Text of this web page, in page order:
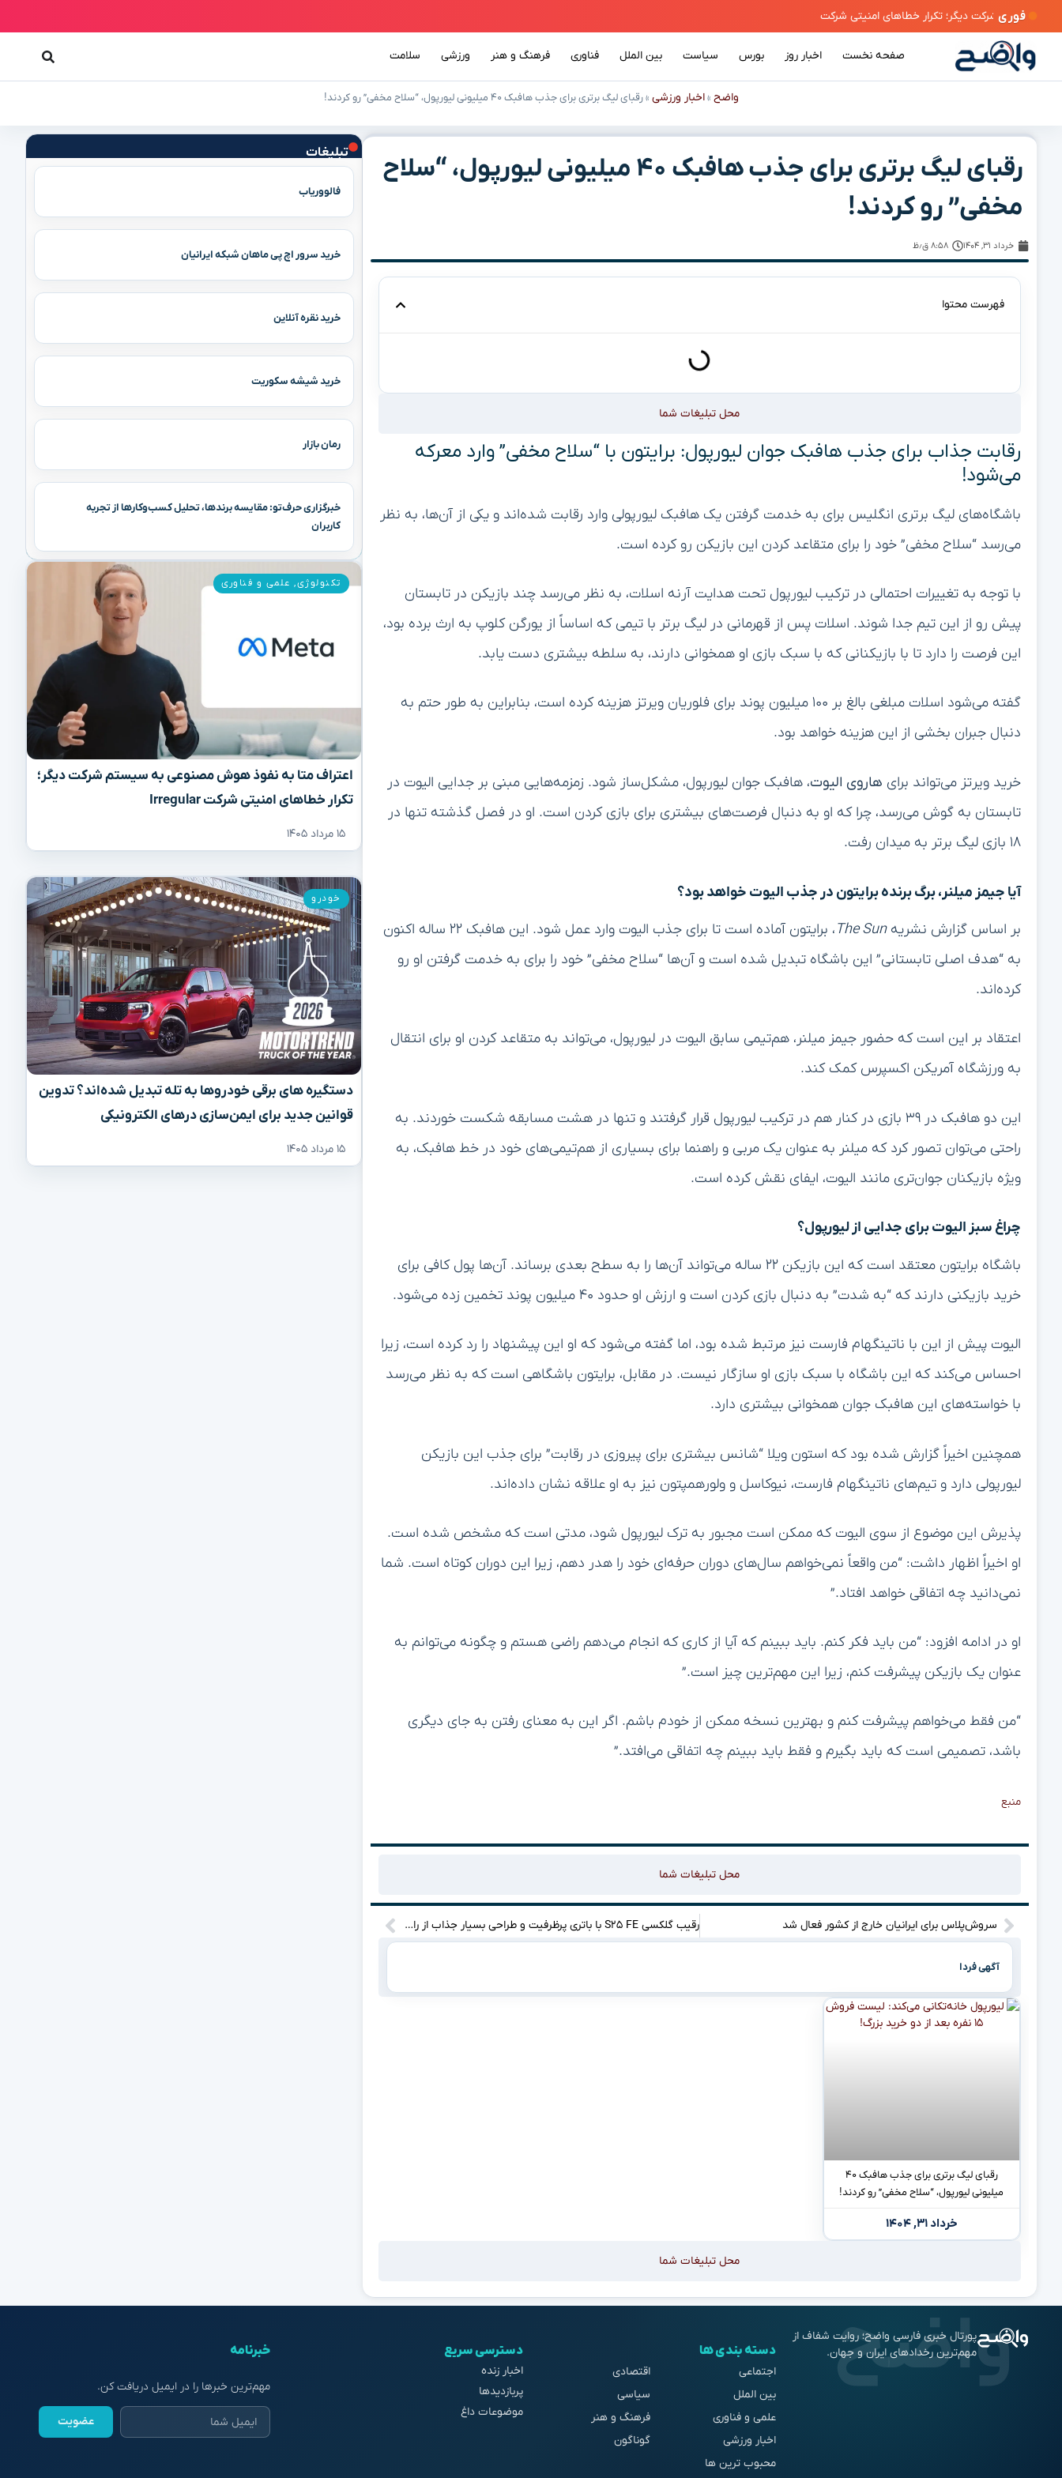
فوری
صفحه نخست اخبار روز بورس سیاست بین الملل فناوری فرهنگ و هنر ورزشی سلامت
واضح »اخبار ورزشی »رقبای لیگ برتری برای جذب هافبک ۴۰ میلیونی لیورپول، “سلاح مخفی” رو کردند!
تبلیغات
فالووریاب
خرید سرور اچ پی ماهان شبکه ایرانیان
خرید نقره آنلاین
خرید شیشه سکوریت
رمان بازار
خبرگزاری حرف‌تو: مقایسه برندها، تحلیل کسب‌وکارها از تجربه
کاربران
اعتراف متا به نفوذ هوش مصنوعی به سیستم شرکت دیگر؛
تکرار خطاهای امنیتی شرکت Irregular
۱۵ مرداد ۱۴۰۵
تکنولوژی, علمی و فناوری
دستگیره‌ های برقی خودروها به تله تبدیل شده‌اند؟ تدوین
قوانین جدید برای ایمن‌سازی درهای الکترونیکی
۱۵ مرداد ۱۴۰۵
خودرو
رقبای لیگ برتری برای جذب هافبک ۴۰ میلیونی لیورپول، “سلاح
مخفی” رو کردند!
خرداد ۳۱, ۱۴۰۴ ۸:۵۸ ق٫ظ
فهرست محتوا
محل تبلیغات شما
رقابت جذاب برای جذب هافبک جوان لیورپول: برایتون با “سلاح مخفی” وارد معرکه
می‌شود!
باشگاه‌های لیگ برتری انگلیس برای به خدمت گرفتن یک هافبک لیورپولی وارد رقابت شده‌اند و یکی از آن‌ها، به نظر
می‌رسد “سلاح مخفی” خود را برای متقاعد کردن این بازیکن رو کرده است.
با توجه به تغییرات احتمالی در ترکیب لیورپول تحت هدایت آرنه اسلات، به نظر می‌رسد چند بازیکن در تابستان
پیش رو از این تیم جدا شوند. اسلات پس از قهرمانی در لیگ برتر با تیمی که اساساً از یورگن کلوپ به ارث برده بود،
این فرصت را دارد تا با بازیکنانی که با سبک بازی او همخوانی دارند، به سلطه بیشتری دست یابد.
گفته می‌شود اسلات مبلغی بالغ بر ۱۰۰ میلیون پوند برای فلوریان ویرتز هزینه کرده است، بنابراین به طور حتم به
دنبال جبران بخشی از این هزینه خواهد بود.
خرید ویرتز می‌تواند برای هاروی الیوت، هافبک جوان لیورپول، مشکل‌ساز شود. زمزمه‌هایی مبنی بر جدایی الیوت در
تابستان به گوش می‌رسد، چرا که او به دنبال فرصت‌های بیشتری برای بازی کردن است. او در فصل گذشته تنها در
۱۸ بازی لیگ برتر به میدان رفت.
آیا جیمز میلنر، برگ برنده برایتون در جذب الیوت خواهد بود؟
بر اساس گزارش نشریهThe Sun
، برایتون آماده است تا برای جذب الیوت وارد عمل شود. این هافبک ۲۲ ساله اکنون
به “هدف اصلی تابستانی” این باشگاه تبدیل شده است و آن‌ها “سلاح مخفی” خود را برای به خدمت گرفتن او رو
کرده‌اند.
اعتقاد بر این است که حضور جیمز میلنر، هم‌تیمی سابق الیوت در لیورپول، می‌تواند به متقاعد کردن او برای انتقال
به ورزشگاه آمریکن اکسپرس کمک کند.
این دو هافبک در ۳۹ بازی در کنار هم در ترکیب لیورپول قرار گرفتند و تنها در هشت مسابقه شکست خوردند. به
راحتی می‌توان تصور کرد که میلنر به عنوان یک مربی و راهنما برای بسیاری از هم‌تیمی‌های خود در خط هافبک، به
ویژه بازیکنان جوان‌تری مانند الیوت، ایفای نقش کرده است.
چراغ سبز الیوت برای جدایی از لیورپول؟
باشگاه برایتون معتقد است که این بازیکن ۲۲ ساله می‌تواند آن‌ها را به سطح بعدی برساند. آن‌ها پول کافی برای
خرید بازیکنی دارند که “به شدت” به دنبال بازی کردن است و ارزش او حدود ۴۰ میلیون پوند تخمین زده می‌شود.
الیوت پیش از این با ناتینگهام فارست نیز مرتبط شده بود، اما گفته می‌شود که او این پیشنهاد را رد کرده است، زیرا
احساس می‌کند که این باشگاه با سبک بازی او سازگار نیست. در مقابل، برایتون باشگاهی است که به نظر می‌رسد
با خواسته‌های این هافبک جوان همخوانی بیشتری دارد.
همچنین اخیراً گزارش شده بود که استون ویلا “شانس بیشتری برای پیروزی در رقابت” برای جذب این بازیکن
لیورپولی دارد و تیم‌های ناتینگهام فارست، نیوکاسل و ولورهمپتون نیز به او علاقه نشان داده‌اند.
پذیرش این موضوع از سوی الیوت که ممکن است مجبور به ترک لیورپول شود، مدتی است که مشخص شده است.
او اخیراً اظهار داشت: “من واقعاً نمی‌خواهم سال‌های دوران حرفه‌ای خود را هدر دهم، زیرا این دوران کوتاه است. شما
نمی‌دانید چه اتفاقی خواهد افتاد.”
او در ادامه افزود: “من باید فکر کنم. باید ببینم که آیا از کاری که انجام می‌دهم راضی هستم و چگونه می‌توانم به
عنوان یک بازیکن پیشرفت کنم، زیرا این مهم‌ترین چیز است.”
“من فقط می‌خواهم پیشرفت کنم و بهترین نسخه ممکن از خودم باشم. اگر این به معنای رفتن به جای دیگری
باشد، تصمیمی است که باید بگیرم و فقط باید ببینم چه اتفاقی می‌افتد.”
منبع
محل تبلیغات شما
سروش‌پلاس برای ایرانیان خارج از کشور فعال شد رقیب گلکسی S۲۵ FE با باتری پرظرفیت و طراحی بسیار جذاب از راه می‌رسد
آگهی فردا
رقبای لیگ برتری برای جذب هافبک ۴۰
میلیونی لیورپول، “سلاح مخفی” رو کردند!
خرداد ۳۱, ۱۴۰۴
محل تبلیغات شما
پورتال خبری فارسی واضح؛ روایت شفاف از
مهم‌ترین رخدادهای ایران و جهان.
دسته بندی ها
اجتماعی
اقتصادی
بین الملل
سیاسی
علمی و فناوری
فرهنگ و هنر
اخبار ورزشی
گوناگون
محبوب ترین ها
دسترسی سریع
اخبار زنده
پربازدیدها
موضوعات داغ
خبرنامه
مهم‌ترین خبرها را در ایمیل دریافت کن.
عضویت